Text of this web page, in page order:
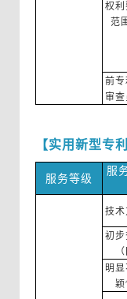
权利
范
前
审
【实用新型专
服务等级
服
技
初
明
颖